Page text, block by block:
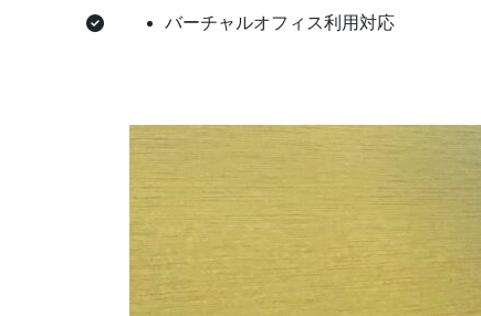
バーチャルオフィス利用対応